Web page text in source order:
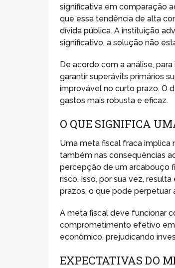
significativa em comparação
que essa tendência de alta
dívida pública. A instituição
significativo, a solução não
De acordo com a análise,
garantir superávits primários
improvável no curto prazo. O
gastos mais robusta e eficaz.
O QUE SIGNIFICA
Uma meta fiscal fraca implica
também nas consequências
percepção de um arcabouço
risco. Isso, por sua vez,
prazos, o que pode perpetuar
A meta fiscal deve funcionar
comprometimento efetivo em
econômico, prejudicando
EXPECTATIVAS DO